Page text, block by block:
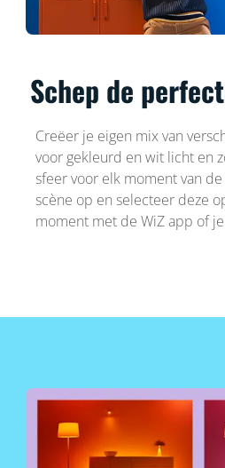
Schep de
Creëer je eigen mix van
voor gekleurd en wit licht en
sfeer voor elk moment van
scène op en selecteer deze
moment met de WiZ app of